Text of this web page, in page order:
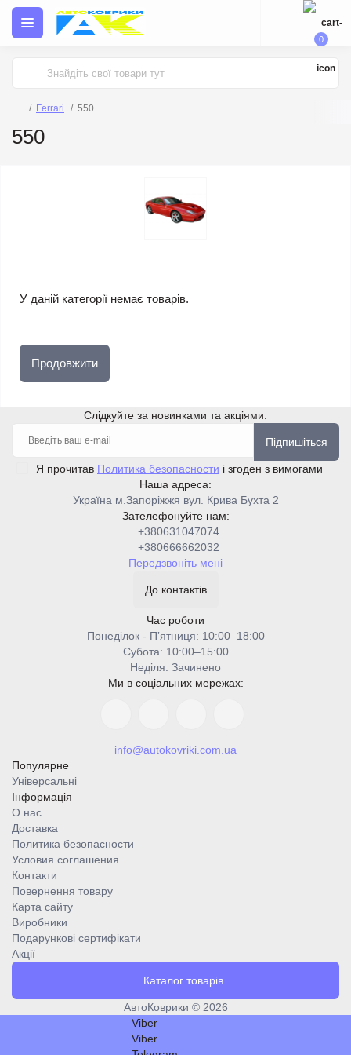
0
Ferrari 550
550
У даній категорії немає товарів.
Продовжити
Слідкуйте за новинками та акціями:
Підпишіться
Я прочитав Политика безопасности і згоден з вимогами
Наша адреса:
Україна м.Запоріжжя вул. Крива Бухта 2
Зателефонуйте нам:
+380631047074
+380666662032
Передзвоніть мені
До контактів
Час роботи
Понеділок - Пʼятниця: 10:00–18:00
Cубота: 10:00–15:00
Неділя: Зачинено
Ми в соціальних мережах:
info@autokovriki.com.ua
Популярне
Універсальні
Інформація
О нас
Доставка
Политика безопасности
Условия соглашения
Контакти
Повернення товару
Карта сайту
Виробники
Подарункові сертифікати
Акції
Каталог товарів
АвтоКоврики © 2026
Viber
Viber